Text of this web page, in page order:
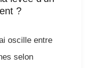
?
oscille entre
selon